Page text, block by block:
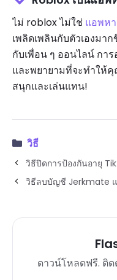
ไม่ roblox ไม่ใช่ แอพห
เพลิดเพลินกับตัวเองม
กับเพื่อน ๆ ออนไลน์ กา
และพยายามที่จะทำให้
สนุกและเล่นแทน!
วิธี
วิธีปิดการป้องกันอายุ
วิธีลบบัญชี Jerkmate แ
ดาวน์โหลดฟรี. ติ